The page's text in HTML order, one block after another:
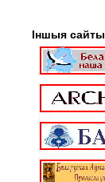
Іншыя сайты